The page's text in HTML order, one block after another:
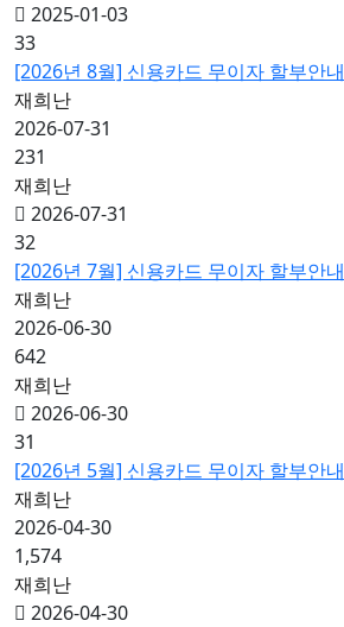
2025-01-03
33
[2026년 8월] 신용카드 무이자 할부안내
재희난
2026-07-31
231
재희난
2026-07-31
32
[2026년 7월] 신용카드 무이자 할부안내
재희난
2026-06-30
642
재희난
2026-06-30
31
[2026년 5월] 신용카드 무이자 할부안내
재희난
2026-04-30
1,574
재희난
2026-04-30